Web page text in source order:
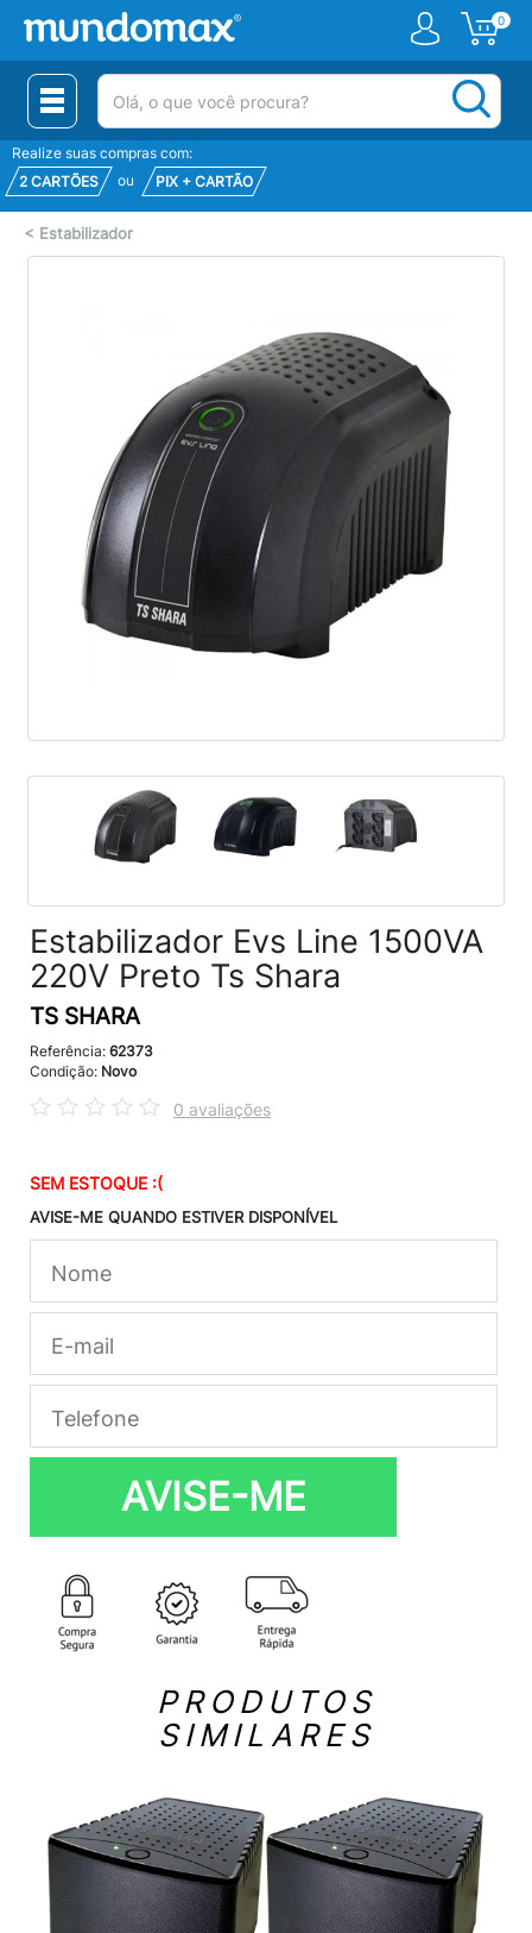
0
(pesquisar)
Realize suas compras com:
2 CARTÕES
ou PIX + CARTÃO
< Estabilizador
Estabilizador Evs Line 1500VA
220V Preto Ts Shara
TS SHARA
Referência: 62373
Condição: Novo
0 avaliações
SEM ESTOQUE :(
AVISE-ME QUANDO ESTIVER DISPONÍVEL
AVISE-ME
PRODUTOS
SIMILARES